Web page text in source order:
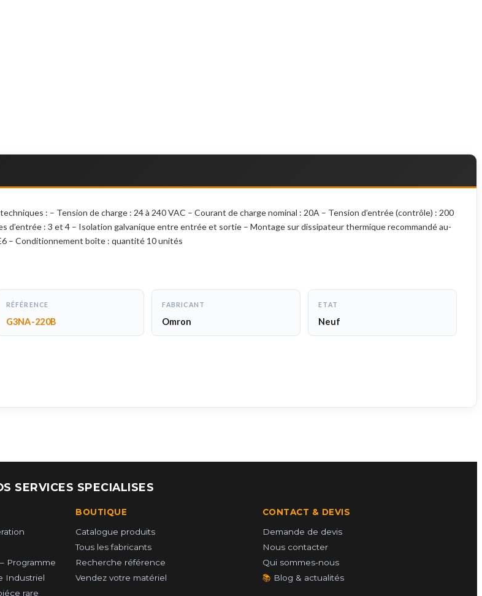
: – Tension de charge : 24 à 240 VAC – Courant de charge nominal : 20A – Tension d’entrée (contrôle) : 200
d’entrée : 3 et 4 – Isolation galvanique entre entrée et sortie – Montage sur dissipateur thermique recommandé au-
– Conditionnement boîte : quantité 10 unités
RÉFÉRENCE
G3NA-220B
FABRICANT
Omron
ETAT
Neuf
SERVICES SPECIALISES
Programme
Industriel
rare
BOUTIQUE
Catalogue produits
Tous les fabricants
Recherche référence
Vendez votre matériel
CONTACT & DEVIS
Demande de devis
Nous contacter
Qui sommes-nous
📚 Blog & actualités